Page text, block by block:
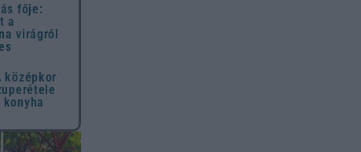
fője:
a
virágról
középkor